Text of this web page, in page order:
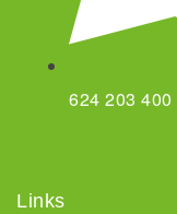
624 203 400
Links